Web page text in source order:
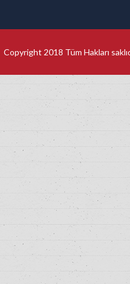
Copyright 2018 Tüm Hakları